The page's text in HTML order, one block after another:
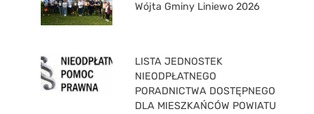
Wójta Gminy Liniewo 2026
LISTA JEDNOSTEK
NIEODPŁATNEGO
PORADNICTWA DOSTĘPNEGO
DLA MIESZKAŃCÓW POWIATU